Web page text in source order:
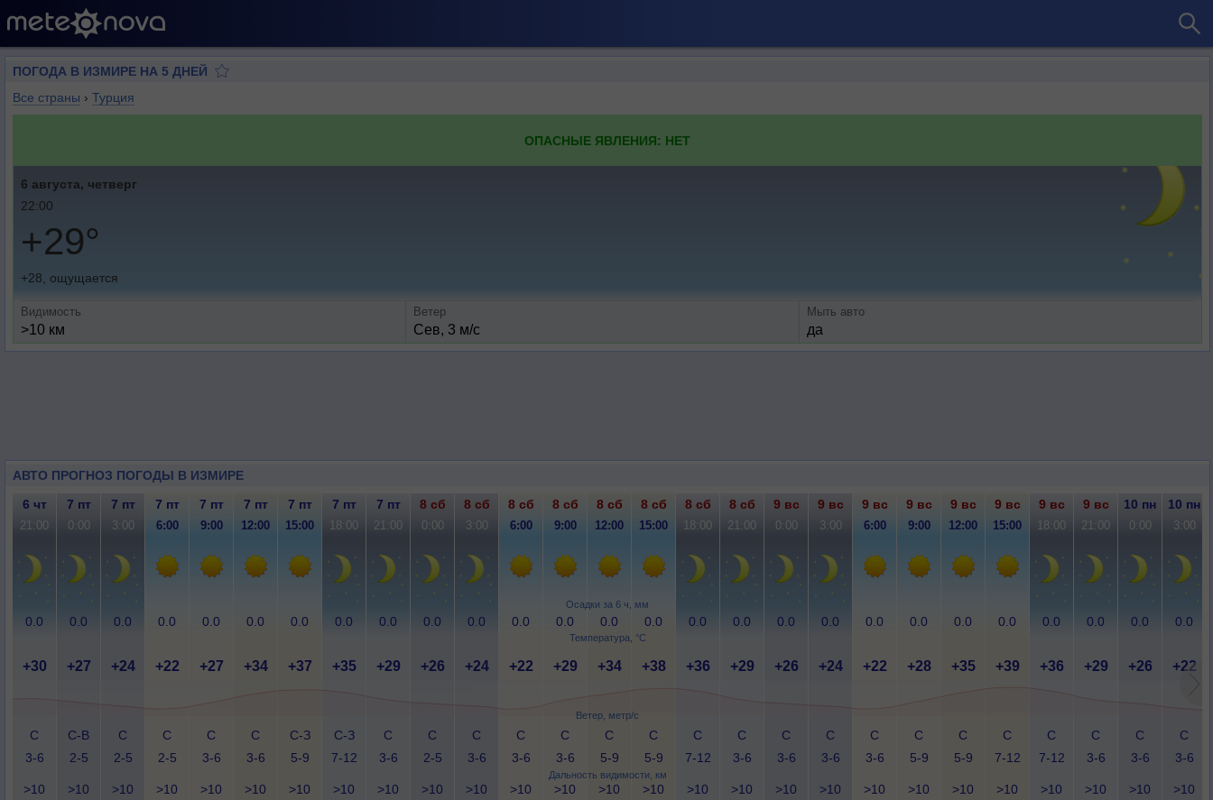
ПОГОДА В ИЗМИРЕ НА 5 ДНЕЙ
Все страны › Турция
ОПАСНЫЕ ЯВЛЕНИЯ: НЕТ
6 августа, четверг
22:00
+29°
+28, ощущается
Видимость
>10 км
Ветер
Сев, 3 м/с
Мыть авто
да
АВТО ПРОГНОЗ ПОГОДЫ В ИЗМИРЕ
Осадки за 6 ч, мм
Температура, °C
Ветер, метр/с
Дальность видимости, км
6 чт 7 пт 7 пт 7 пт 7 пт 7 пт 7 пт 7 пт 7 пт 8 сб 8 сб 8 сб 8 сб 8 сб 8 сб 8 сб 8 сб 9 вс 9 вс 9 вс 9 вс 9 вс 9 вс 9 вс 9 вс 10 пн 10 пн
21:00 0:00 3:00 6:00 9:00 12:00 15:00 18:00 21:00 0:00 3:00 6:00 9:00 12:00 15:00 18:00 21:00 0:00 3:00 6:00 9:00 12:00 15:00 18:00 21:00 0:00 3:00
0.0 0.0 0.0 0.0 0.0 0.0 0.0 0.0 0.0 0.0 0.0 0.0 0.0 0.0 0.0 0.0 0.0 0.0 0.0 0.0 0.0 0.0 0.0 0.0 0.0 0.0 0.0
+30 +27 +24 +22 +27 +34 +37 +35 +29 +26 +24 +22 +29 +34 +38 +36 +29 +26 +24 +22 +28 +35 +39 +36 +29 +26 +22
С
3-6
С-В
2-5
С
2-5
С
2-5
С
3-6
С
3-6
С-З
5-9
С-З
7-12
С
3-6
С
2-5
С
3-6
С
3-6
С
3-6
С
5-9
С
5-9
С
7-12
С
3-6
С
3-6
С
3-6
С
3-6
С
5-9
С
5-9
С
7-12
С
7-12
С
3-6
С
3-6
С
3-6
>10 >10 >10 >10 >10 >10 >10 >10 >10 >10 >10 >10 >10 >10 >10 >10 >10 >10 >10 >10 >10 >10 >10 >10 >10 >10 >10